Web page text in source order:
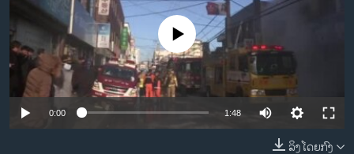
ເອເຊຍ
ອິດສະຫຼະພາບດ້ານການຂ່າວ
ຊີວິດຊາວລາວ
ຊຸມຊົນຊາວລາວ
ວິທະຍາສາດ-ເທັກໂນໂລຈີ
No media source currently available
0:00 1:48
ລິງໂດຍກົງ